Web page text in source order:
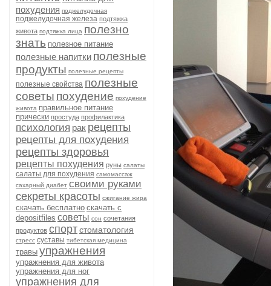
похудения поджелудочная
поджелудочная железа подтяжка
живота подтяжка лица полезно
знать полезное питание
полезные напитки полезные
продукты полезные рецепты
полезные свойства полезные
советы похудение похудение
живота правильное питание
прически простуда профилактика
психология рак рецепты
рецепты для похудения
рецепты здоровья
рецепты похудения руны салаты
салаты для похудения самомассаж
сахарный диабет своими руками
секреты красоты сжигание жира
скачать бесплатно скачать с
depositfiles советы сон сочетания
продуктов спортстоматология
стресс суставы тибетская медицина
травы упражнения
упражнения для живота
упражнения для ног
упражнения для